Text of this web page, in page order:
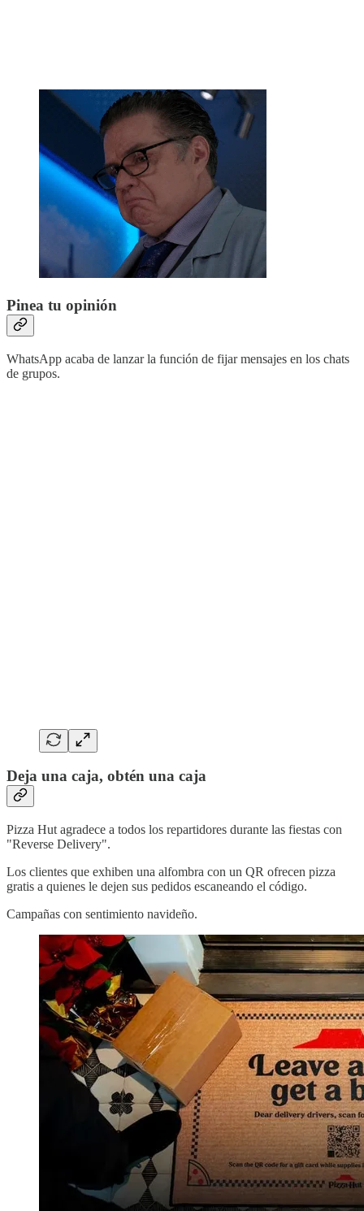
Pinea tu opinión
WhatsApp acaba de lanzar la función de fijar mensajes en los chats
de grupos.
Deja una caja, obtén una caja
Pizza Hut agradece a todos los repartidores durante las fiestas con
"Reverse Delivery".
Los clientes que exhiben una alfombra con un QR ofrecen pizza
gratis a quienes le dejen sus pedidos escaneando el código.
Campañas con sentimiento navideño.